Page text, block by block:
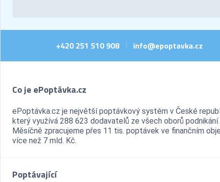
+420 251 510 908 info@epoptavka.cz
Co je ePoptávka.cz
ePoptávka.cz je největší poptávkový systém v České
který využívá 288 623 dodavatelů ze všech oborů podnikání.
Měsíčně zpracujeme přes 11 tis. poptávek ve finančním
více než 7 mld. Kč.
Poptávající